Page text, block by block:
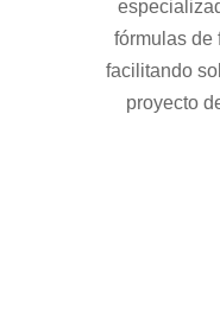
fórmulas de
facilitando
proyecto